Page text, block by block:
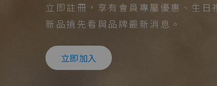
立即註冊，享有會員專屬優惠、生日
新品搶先看與品牌最新消息。
立即加入